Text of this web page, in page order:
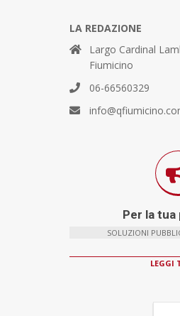
LA REDAZIONE
Largo Cardinal
Fiumicino
06-66560329
Per la
SOLUZIONI
LEGGI